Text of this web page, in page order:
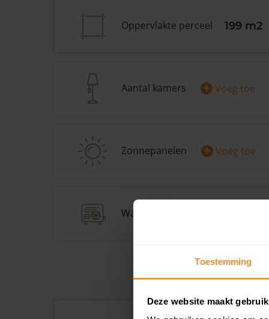
Toestemming
Deze website maakt
Oppervlakte perceel 199 m2
Aantal kamers + Voeg toe
Zonnepanelen + Voeg toe
Warmtepomp